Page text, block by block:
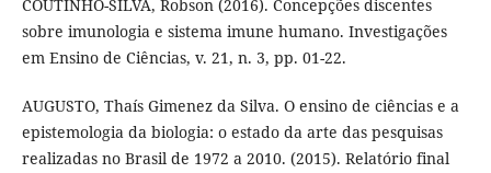
COUTINHO-SILVA, Robson (2016). Concepções discentes
sobre imunologia e sistema imune humano. Investigações
em Ensino de Ciências, v. 21, n. 3, pp. 01-22.
AUGUSTO, Thaís Gimenez da Silva. O ensino de ciências e a
epistemologia da biologia: o estado da arte das pesquisas
realizadas no Brasil de 1972 a 2010. (2015). Relatório final